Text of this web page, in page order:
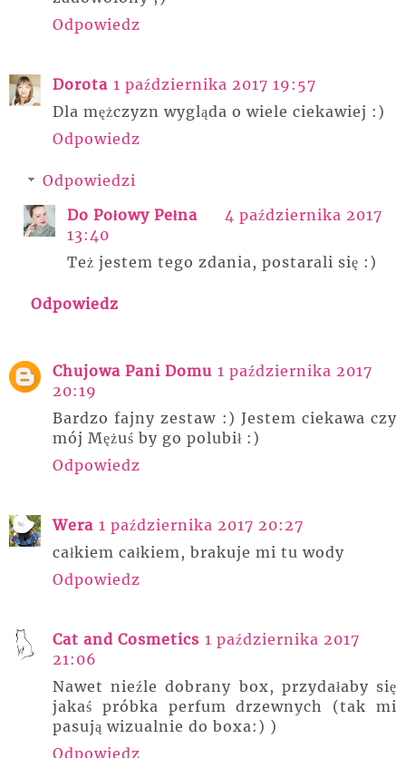
Odpowiedz
Dorota 1 października 2017 19:57
Dla mężczyzn wygląda o wiele ciekawiej :)
Odpowiedz
Odpowiedzi
Do Połowy Pełna
4 października 2017
13:40
Też jestem tego zdania, postarali się :)
Odpowiedz
Chujowa Pani Domu 1 października 2017
20:19
Bardzo fajny zestaw :) Jestem ciekawa czy
mój Mężuś by go polubił :)
Odpowiedz
Wera 1 października 2017 20:27
całkiem całkiem, brakuje mi tu wody
Odpowiedz
Cat and Cosmetics 1 października 2017
21:06
Nawet nieźle dobrany box, przydałaby się
jakaś próbka perfum drzewnych (tak mi
pasują wizualnie do boxa:) )
Odpowiedz